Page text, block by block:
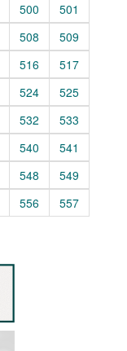
500
501
508
509
516
517
524
525
532
533
540
541
548
549
556
557